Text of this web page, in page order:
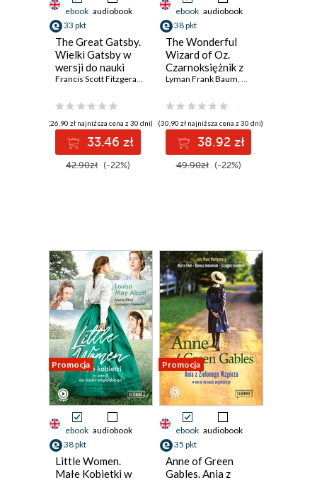
ebook audiobook
33 pkt
The Great Gatsby.
Wielki Gatsby w
wersji do nauki
angielskiego
Francis Scott Fitzgerald Marta Fihel ,Dariusz Jemielniak
(26,90 zł najniższa cena z 30 dni)
33.46 zł
42.90zł (-22%)
ebook audiobook
38 pkt
The Wonderful
Wizard of Oz.
Czarnoksiężnik z
Krainy Oz w wersji
angielskiego
Lyman Frank Baum, Marta Fihel
(30,90 zł najniższa cena z 30 dni)
38.92 zł
49.90zł (-22%)
Promocja
ebook audiobook
38 pkt
Little Women.
Małe Kobietki w
Promocja
ebook audiobook
35 pkt
Anne of Green
Gables. Ania z